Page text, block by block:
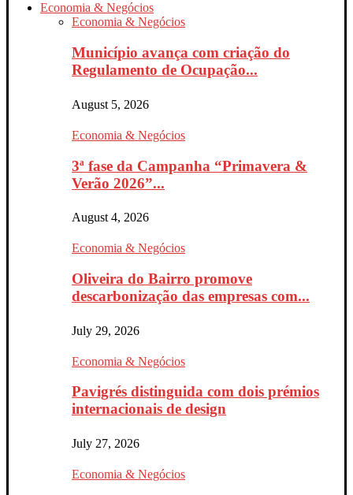
Economia & Negócios
Economia & Negócios
Município avança com criação do
Regulamento de Ocupação...
August 5, 2026
Economia & Negócios
3ª fase da Campanha “Primavera &
Verão 2026”...
August 4, 2026
Economia & Negócios
Oliveira do Bairro promove
descarbonização das empresas com...
July 29, 2026
Economia & Negócios
Pavigrés distinguida com dois prémios
internacionais de design
July 27, 2026
Economia & Negócios